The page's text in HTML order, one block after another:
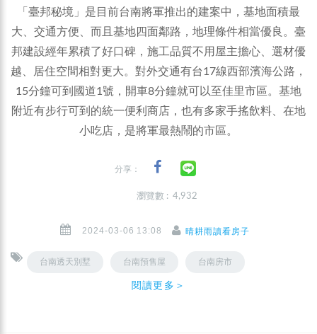
「臺邦秘境」是目前台南將軍推出的建案中，基地面積最
大、交通方便、而且基地四面鄰路，地理條件相當優良。臺
邦建設經年累積了好口碑，施工品質不用屋主擔心、選材優
越、居住空間相對更大。對外交通有台17線西部濱海公路，
15分鐘可到國道1號，開車8分鐘就可以至佳里市區。基地
附近有步行可到的統一便利商店，也有多家手搖飲料、在地
小吃店，是將軍最熱鬧的市區。
分享：
瀏覽數 : 4,932
2024-03-06 13:08 晴耕雨讀看房子
台南透天別墅 台南預售屋 台南房市
閱讀更多＞